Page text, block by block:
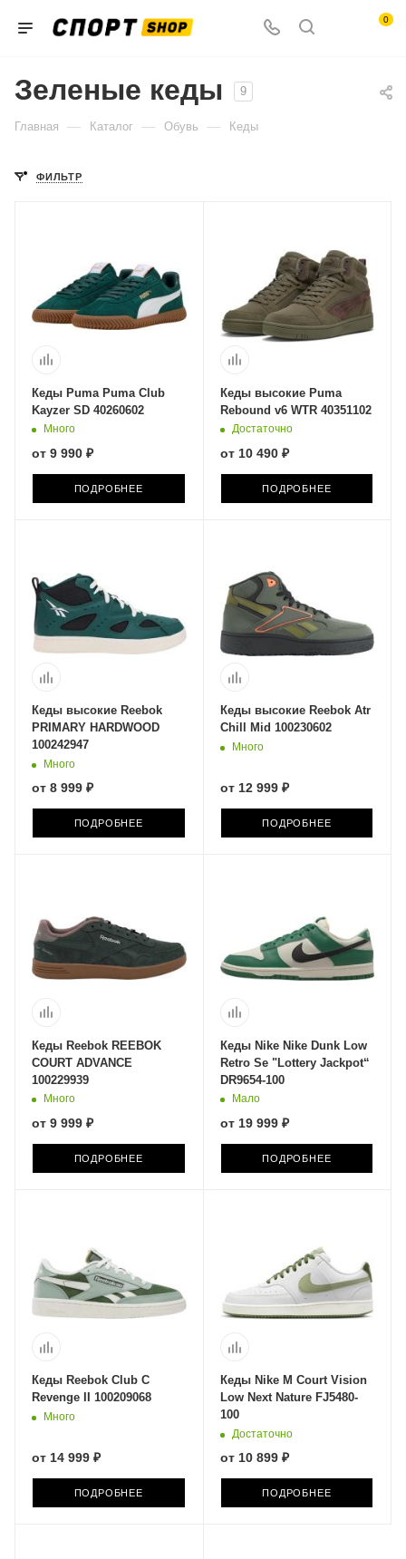
0
Зеленые кеды 9
Главная — Каталог — Обувь — Кеды
ФИЛЬТР
Кеды Puma Puma Club
Kayzer SD 40260602
Много
от 9 990 ₽
ПОДРОБНЕЕ
Кеды высокие Puma
Rebound v6 WTR 40351102
Достаточно
от 10 490 ₽
ПОДРОБНЕЕ
Кеды высокие Reebok
PRIMARY HARDWOOD
100242947
Много
от 8 999 ₽
ПОДРОБНЕЕ
Кеды высокие Reebok Atr
Chill Mid 100230602
Много
от 12 999 ₽
ПОДРОБНЕЕ
Кеды Reebok REEBOK
COURT ADVANCE
100229939
Много
от 9 999 ₽
ПОДРОБНЕЕ
Кеды Nike Nike Dunk Low
Retro Se "Lottery Jackpot“
DR9654-100
Мало
от 19 999 ₽
ПОДРОБНЕЕ
Кеды Reebok Club C
Revenge II 100209068
Много
от 14 999 ₽
ПОДРОБНЕЕ
Кеды Nike M Court Vision
Low Next Nature FJ5480-
100
Достаточно
от 10 899 ₽
ПОДРОБНЕЕ